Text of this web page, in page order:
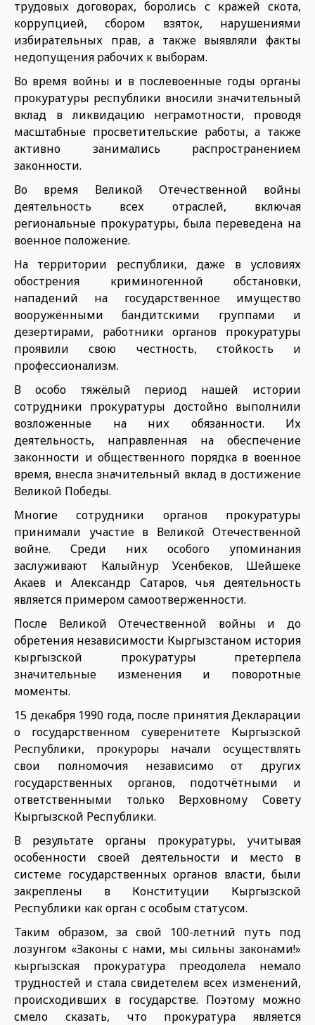
трудовых договорах, боролись с кражей скота,
коррупцией, сбором взяток, нарушениями
избирательных прав, а также выявляли факты
недопущения рабочих к выборам.
Во время войны и в послевоенные годы органы
прокуратуры республики вносили значительный
вклад в ликвидацию неграмотности, проводя
масштабные просветительские работы, а также
активно занимались распространением
законности.
Во время Великой Отечественной войны
деятельность всех отраслей, включая
региональные прокуратуры, была переведена на
военное положение.
На территории республики, даже в условиях
обострения криминогенной обстановки,
нападений на государственное имущество
вооружёнными бандитскими группами и
дезертирами, работники органов прокуратуры
проявили свою честность, стойкость и
профессионализм.
В особо тяжёлый период нашей истории
сотрудники прокуратуры достойно выполнили
возложенные на них обязанности. Их
деятельность, направленная на обеспечение
законности и общественного порядка в военное
время, внесла значительный вклад в достижение
Великой Победы.
Многие сотрудники органов прокуратуры
принимали участие в Великой Отечественной
войне. Среди них особого упоминания
заслуживают Калыйнур Усенбеков, Шейшеке
Акаев и Александр Сатаров, чья деятельность
является примером самоотверженности.
После Великой Отечественной войны и до
обретения независимости Кыргызстаном история
кыргызской прокуратуры претерпела
значительные изменения и поворотные
моменты.
15 декабря 1990 года, после принятия Декларации
о государственном суверенитете Кыргызской
Республики, прокуроры начали осуществлять
свои полномочия независимо от других
государственных органов, подотчётными и
ответственными только Верховному Совету
Кыргызской Республики.
В результате органы прокуратуры, учитывая
особенности своей деятельности и место в
системе государственных органов власти, были
закреплены в Конституции Кыргызской
Республики как орган с особым статусом.
Таким образом, за свой 100-летний путь под
лозунгом «Законы с нами, мы сильны законами!»
кыргызская прокуратура преодолела немало
трудностей и стала свидетелем всех изменений,
происходивших в государстве. Поэтому можно
смело сказать, что прокуратура является